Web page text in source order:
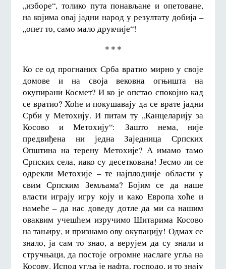
„изборе“, толико пута понављане и опетоване,
на којима овај јадни народ у резултату добија –
„опет то, само мало друкчије“!
* * *
Ко се од прогнаних Срба вратио мирно у своје
домове и на своја вековна огњишта на
окупирани Космет? И ко је опстао спокојно кад
се вратио? Хоће и покушавају да се врате јадни
Срби у Метохију. И питам ту „Канцеларију за
Косово и Метохију“: Зашто нема, није
предвиђена ни једна Заједница Српских
Општина на терену Метохије? А имамо тамо
Српских села, иако су десеткована! Јесмо ли се
одрекли Метохије – те најплодније области у
свим Српским Земљама? Бојим се да наше
власти играју игру коју и како Европа хоће и
намеће – да нас доведу дотле да ми са нашим
оваквим учешћем изручимо Шитарима Косово
на тањиру, и признамо ову окупацију! Одмах се
знало, ја сам то знао, а верујем да су знали и
стручњаци, да постоје огромне наслаге угља на
Косову. Испод угља је нафта, господо, и то знају